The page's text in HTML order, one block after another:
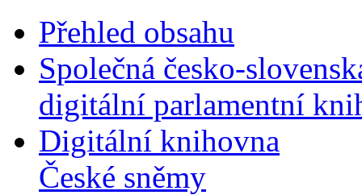
Přehled obsahu
Společná česko-
digitální parlamentní
Digitální knihovna
České sněmy